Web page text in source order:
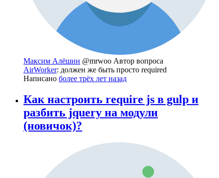
Максим Алёшин @mrwoo Автор вопроса
AirWorker: должен же быть просто required
Написано более трёх лет назад
Как настроить require js в gulp и
разбить jquery на модули
(новичок)?